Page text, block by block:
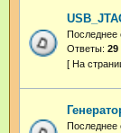
Последнее
Ответы: 29
Последнее